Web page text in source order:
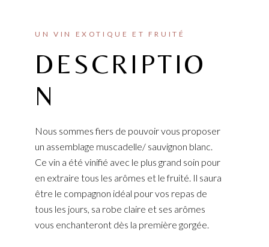
UN VIN EXOTIQUE ET FRUITÉ
DESCRIPTIO
N
Nous sommes fiers de pouvoir vous proposer
un assemblage muscadelle/ sauvignon blanc.
Ce vin a été vinifié avec le plus grand soin pour
en extraire tous les arômes et le fruité. Il saura
être le compagnon idéal pour vos repas de
tous les jours, sa robe claire et ses arômes
vous enchanteront dès la première gorgée.